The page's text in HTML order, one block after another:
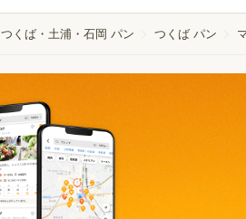
つくば・土浦・石岡 パン つくば パン